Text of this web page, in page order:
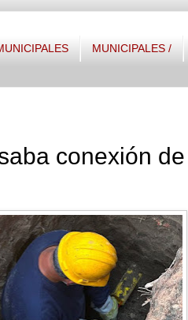
MUNICIPALES /
conexión de